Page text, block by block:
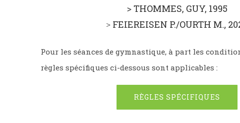
> THOMMES, GUY, 1995
> FEIEREISEN P./OURTH M.,
Pour les séances de gymnastique, à part les
règles spécifiques ci-dessous sont applicables :
RÈGLES SPÉCIFIQUES